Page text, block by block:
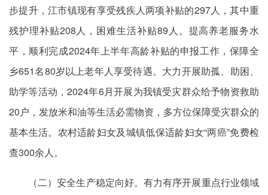
步提升，江市镇现有享受残疾人两项补贴的297人，其中重
残护理补贴208人，困难生活补贴89人。提高养老服务水
平，顺利完成2024年上半年高龄补贴的申报工作，保障全
乡651名80岁以上老年人享受待遇。大力开展助孤、助困、
助学等活动，2024年6月开展为我镇受灾群众给予物资救助
20户，发放米和油等生活必需物资，多方位保障受灾群众的
基本生活。农村适龄妇女及城镇低保适龄妇女“两癌”免费检
查300余人。
（二）安全生产稳定向好。有力有序开展重点行业领域